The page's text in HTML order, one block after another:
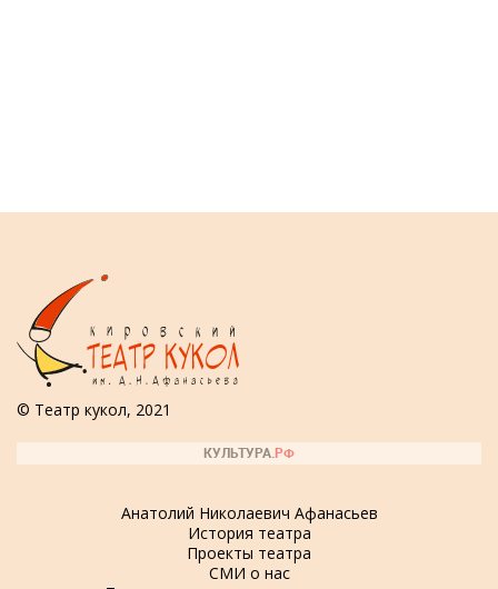
© Театр кукол, 2021
Анатолий Николаевич Афанасьев
История театра
Проекты театра
СМИ о нас